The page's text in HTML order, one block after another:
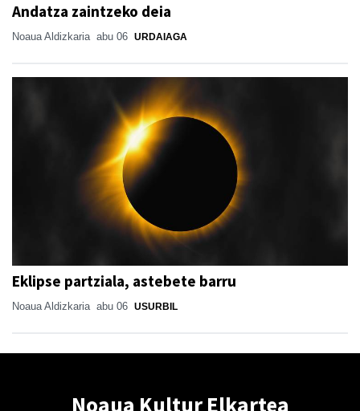
Andatza zaintzeko deia
Noaua Aldizkaria abu 06 URDAIAGA
Eklipse partziala, astebete barru
Noaua Aldizkaria abu 06 USURBIL
Noaua Kultur Elkartea